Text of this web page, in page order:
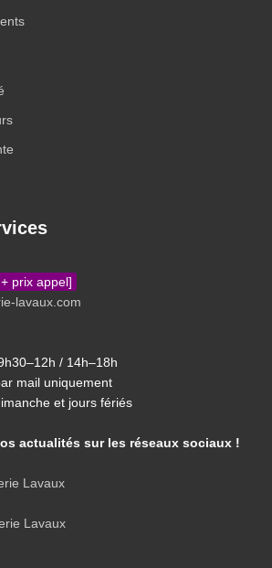
prix appel]
lavaux.com
/ 14h–18h
mail uniquement
et jours fériés
actualités sur les réseaux sociaux !
Lavaux
Lavaux